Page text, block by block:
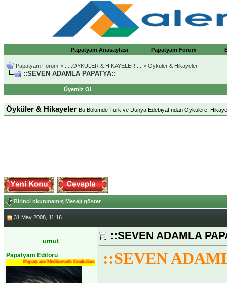
Papatyam Anasayfası Papatyam Forum
Papatyam Forum > ..::.ÖYKÜLER & HİKAYELER.::. > Öyküler & Hikayeler
::SEVEN ADAMLA PAPATYA::
Üyemiz Ol
Öyküler & Hikayeler Bu Bölümde Türk ve Dünya Edebiyatından Öykülere,
Birinci okunmamış Mesajı göster
31 May 2008, 11:16
umut
Papatyam Editörü
Papatyam Medineweb Emekdarı
::SEVEN ADAMLA
::SEVEN